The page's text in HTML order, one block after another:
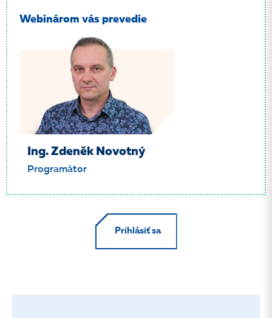
Webinárom vás prevedie
Ing. Zdeněk Novotný
Programátor
Prihlásiť sa